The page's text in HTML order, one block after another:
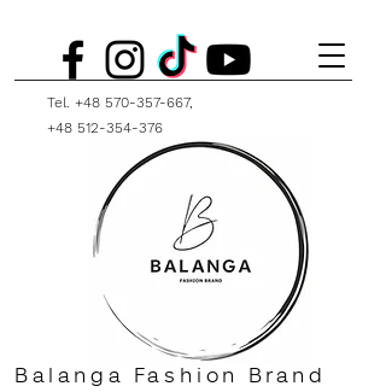
Tel. +48 570-357-667,
+48 512-354-376
Balanga Fashion Brand